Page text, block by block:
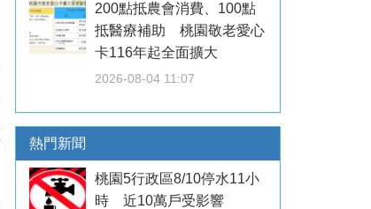
200點抵農會消費、100點
抵醫療補助 桃園敬老愛心
卡116年起全面擴大
2026-08-04 11:07
熱門新聞
桃園5行政區8/10停水11小
時 近10萬戶受影響